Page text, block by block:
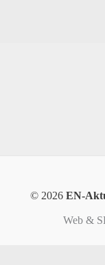
© 2026 EN-
Web &